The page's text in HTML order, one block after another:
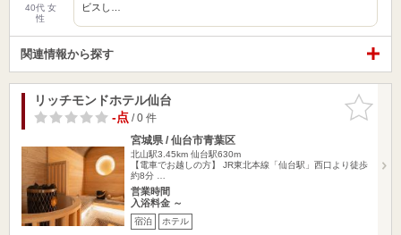
40代 女
性
ビスし…
関連情報から探す
お気に入
りに追加
リッチモンドホテル仙台
-点/ 0 件
宮城県 / 仙台市青葉区
北山駅3.45km 仙台駅630m
【電車でお越しの方】 JR東北本線「仙台駅」西口より徒歩
約8分 …
営業時間
入浴料金 ～
宿泊 ホテル